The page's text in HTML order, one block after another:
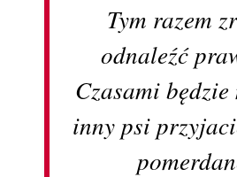
Tym razem
odnaleźć
Czasami
inny psi